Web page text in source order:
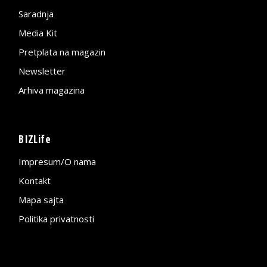
Saradnja
Media Kit
Pretplata na magazin
Newsletter
Arhiva magazina
BIZLife
Impresum/O nama
Kontakt
Mapa sajta
Politika privatnosti